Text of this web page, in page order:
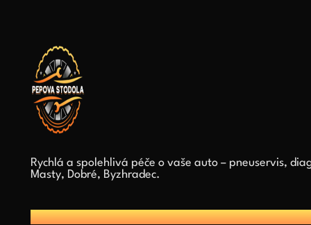
Rychlá a spolehlivá péče o vaše auto – pneuservis,
Masty, Dobré, Byzhradec.
Služby